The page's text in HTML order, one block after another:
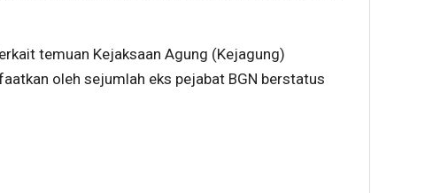
temuan Kejaksaan Agung (Kejagung)
oleh sejumlah eks pejabat BGN berstatus